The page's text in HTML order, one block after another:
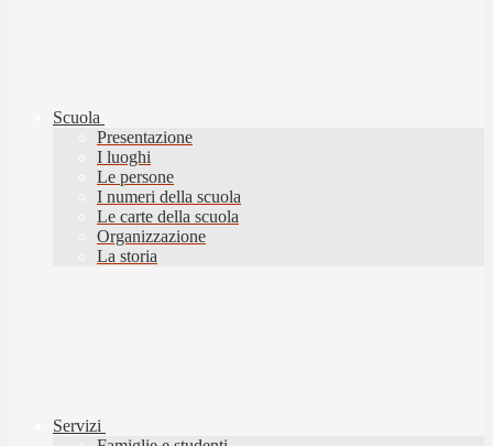
Scuola
Presentazione
I luoghi
Le persone
I numeri della scuola
Le carte della scuola
Organizzazione
La storia
Servizi